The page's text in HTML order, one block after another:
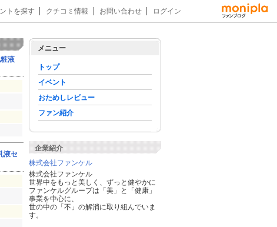
トを探す クチコミ情報 お問い合わせ ログイン
液
液セ
メニュー
トップ
イベント
おためしレビュー
ファン紹介
企業紹介
株式会社ファンケル
株式会社ファンケル
世界中をもっと美しく、ずっと健やかに
ファンケルグループは「美」と「健康」
事業を中心に、
世の中の「不」の解消に取り組んでいま
す。